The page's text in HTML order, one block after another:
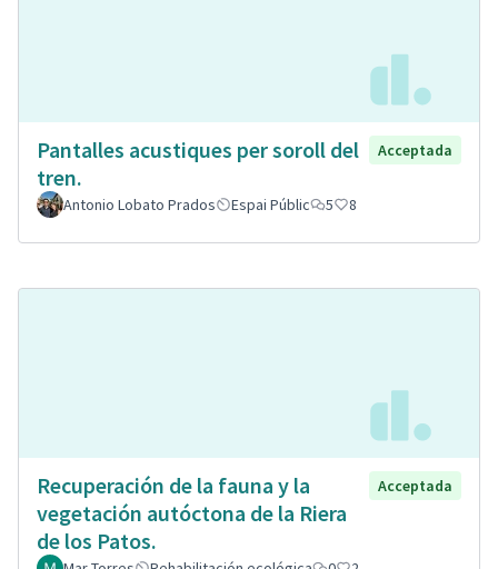
Pantalles acustiques per soroll del
tren.
Acceptada
Antonio Lobato Prados Espai Públic 5 8
Recuperación de la fauna y la
vegetación autóctona de la Riera
de los Patos.
Acceptada